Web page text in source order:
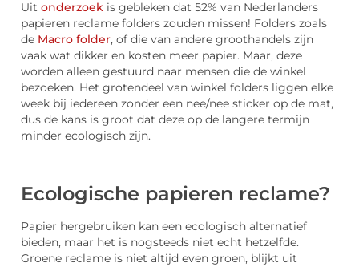
Uit onderzoek is gebleken dat 52% van Nederlanders
papieren reclame folders zouden missen! Folders zoals
de Macro folder, of die van andere groothandels zijn
vaak wat dikker en kosten meer papier. Maar, deze
worden alleen gestuurd naar mensen die de winkel
bezoeken. Het grotendeel van winkel folders liggen elke
week bij iedereen zonder een nee/nee sticker op de mat,
dus de kans is groot dat deze op de langere termijn
minder ecologisch zijn.
Ecologische papieren reclame?
Papier hergebruiken kan een ecologisch alternatief
bieden, maar het is nogsteeds niet echt hetzelfde.
Groene reclame is niet altijd even groen, blijkt uit